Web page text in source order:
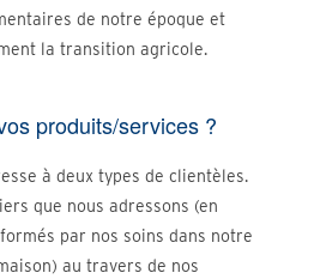
de notre époque et
la transition agricole.
produits/services ?
à deux types de clientèles.
que nous adressons (en
par nos soins dans notre
au travers de nos